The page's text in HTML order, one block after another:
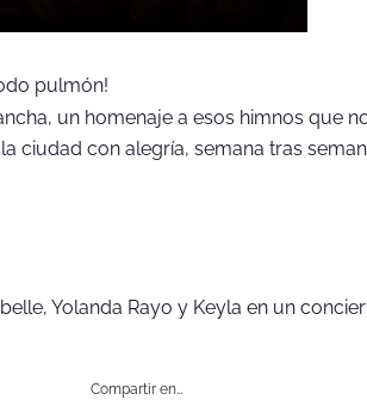
pulmón!
un homenaje a esos himnos que
ciudad con alegría, semana tras
Yolanda Rayo y Keyla en un
Compartir en…